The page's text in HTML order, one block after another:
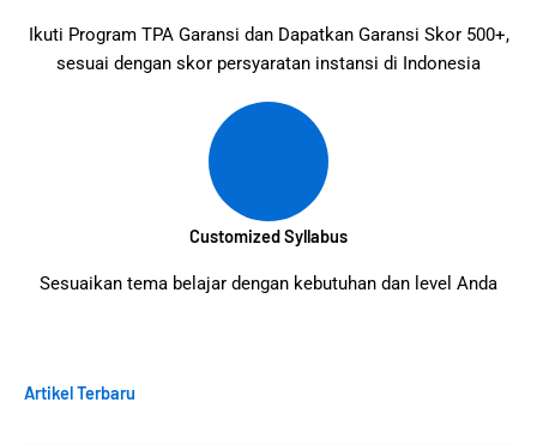
Ikuti Program TPA Garansi dan Dapatkan Garansi Skor 500+,
sesuai dengan skor persyaratan instansi di Indonesia
Customized Syllabus
Sesuaikan tema belajar dengan kebutuhan dan level Anda
Artikel Terbaru